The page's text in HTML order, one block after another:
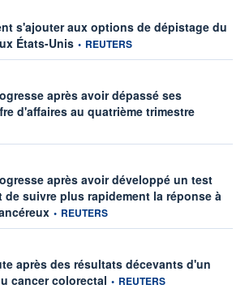
s'ajouter aux options de dépistage du
États-Unis information fournie par
• REUTERS
après avoir dépassé ses
d'affaires au quatrième trimestre
après avoir développé un test
suivre plus rapidement la réponse à
information fournie par
• REUTERS
après des résultats décevants d'un
cancer colorectal information fournie par
• REUTERS